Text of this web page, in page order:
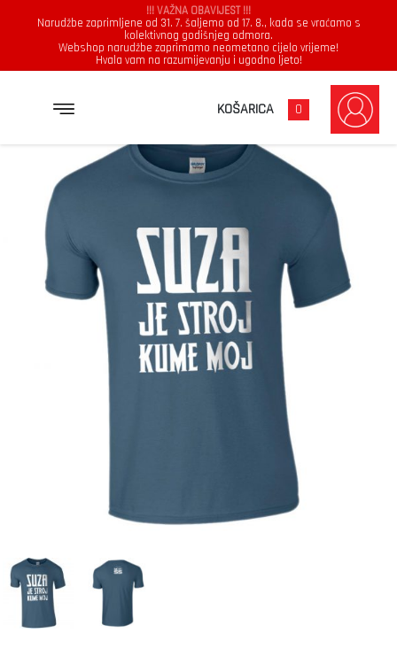
!!! VAŽNA OBAVIJEST !!!
Narudžbe zaprimljene od 31. 7. šaljemo od 17. 8., kada se vraćamo s
kolektivnog godišnjeg odmora.
Webshop narudžbe zaprimamo neometano cijelo vrijeme!
Hvala vam na razumijevanju i ugodno ljeto!
KOŠARICA 0